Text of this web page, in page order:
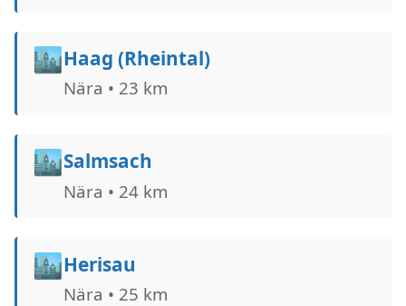
🏙️Haag (Rheintal)
Nära • 23 km
🏙️Salmsach
Nära • 24 km
🏙️Herisau
Nära • 25 km